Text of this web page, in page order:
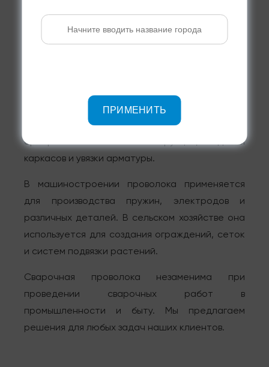
Области применения
различных сферах деятельности. В
строительстве она используется для
армирования бетонных конструкций, создания
каркасов и увязки арматуры.
В машиностроении проволока применяется
для производства пружин, электродов и
различных деталей. В сельском хозяйстве она
используется для создания ограждений, сеток
и систем подвязки растений.
Сварочная проволока незаменима при
проведении сварочных работ в
промышленности и быту. Мы предлагаем
решения для любых задач наших клиентов.
ПРИМЕНИТЬ